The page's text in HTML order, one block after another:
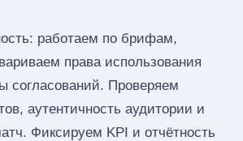
работаем по брифам,
права использования
согласований. Проверяем
аутентичность аудитории и
Фиксируем KPI и отчётность